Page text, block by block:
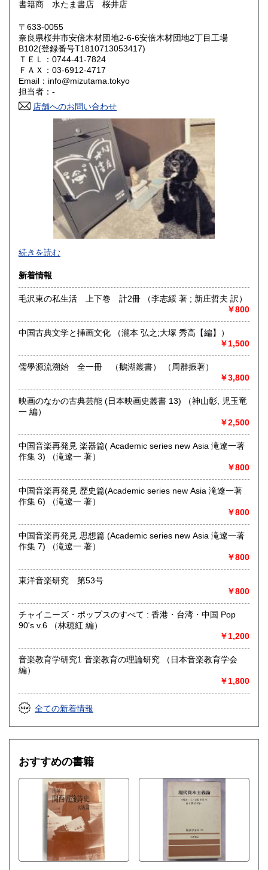
鳥取県 600円
岡山県 600円 広島県 600円
山口県 600円
香川県 600円
高知県 600円
600円
600円 大分県
600円 鹿児島県
600円
書籍商 水たま書店 桜井店
〒633-0055
奈良県桜井市安倍木材団地2-6-6安倍木材団地2丁目工場
B102(登録番号T1810713053417)
ＴＥＬ：0744-41-7824
ＦＡＸ：03-6912-4717
Email：info@mizutama.tokyo
担当者：-
店舗へのお問い合わせ
ネット販売を主に多ジャンルの書籍をお取り扱いしておりま
奈良県での専門書買取りはお任せください！
大量の書籍から蔵書の整理まで
★ISBN有の書籍・戦前・戦中の古書・紙物(古いチラシなど)
パンフレット・絵葉書・古写真等 CD・DVDなど 買取りして
おります！！
まずはお気軽にお問い合わせください!
沿線名：近鉄大阪線
最寄駅：桜井駅
営業時間：11時‐17時
定休日：金曜日(その他の曜日でも出張買取等により休みの場
合がございます)
水たま書店 ではお買取り大歓迎です
詳しくはHPをご覧ください
総記、哲学宗教、歴史、社会科学、自然科学、美術工芸、国
語国文、外国文学、古典籍、近代文献、趣味、サブカルチャ
続きを読む
新着情報
毛沢東の私生活 上下巻 計2冊 （李志綏 著 ; 新庄哲夫 訳）
￥800
中国古典文学と挿画文化 （瀧本 弘之;大塚 秀高【編】）
￥1,500
儒學源流溯始 全一冊 （鵝湖叢書） （周群振著）
￥3,800
映画のなかの古典芸能 (日本映画史叢書 13) （神山彰, 児玉竜
一 編）
￥2,500
中国音楽再発見 楽器篇( Academic series new Asia 滝遼一著
作集 3) （滝遼一 著）
￥800
中国音楽再発見 歴史篇(Academic series new Asia 滝遼一著
作集 6) （滝遼一 著）
￥800
中国音楽再発見 思想篇 (Academic series new Asia 滝遼一著
作集 7) （滝遼一 著）
￥800
東洋音楽研究 第53号
￥800
チャイニーズ・ポップスのすべて : 香港・台湾・中国 Pop
90's v.6 （林穂紅 編）
￥1,200
音楽教育学研究1 音楽教育の理論研究 （日本音楽教育学会
編）
￥1,800
全ての新着情報
おすすめの書籍